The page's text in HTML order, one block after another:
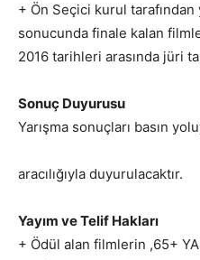
+ Ön Seçici kurul
sonucunda finale kalan
2016 tarihleri arasında jüri
Sonuç Duyurusu
Yarışma sonuçları basın
aracılığıyla duyurulacaktır.
Yayım ve Telif Hakları
+ Ödül alan filmlerin ,65+